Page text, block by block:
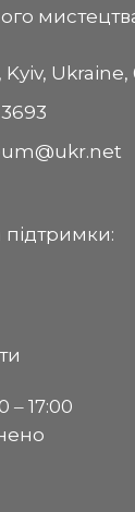
Ukraine,
пiдтримки:
‒ 17:00